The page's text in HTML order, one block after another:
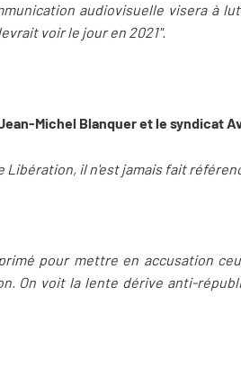
audiovisuelle visera à
voir le jour en 2021".
Michel Blanquer et le syndicat
Libération, il n'est jamais fait
pour mettre en accusation
On voit la lente dérive anti-